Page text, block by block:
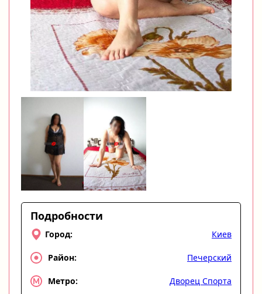
Подробности
Город: Киев
Район: Печерский
Метро: Дворец Спорта